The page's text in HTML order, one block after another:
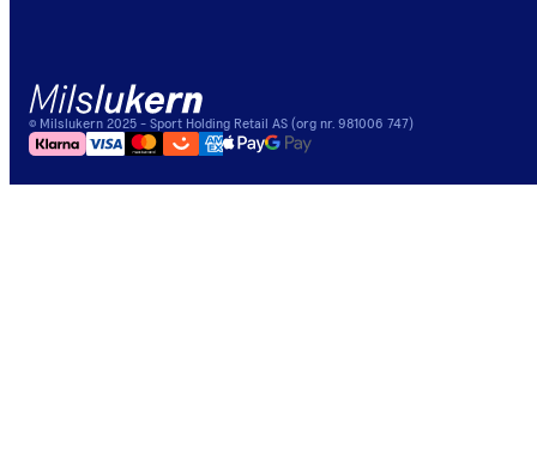
© Milslukern 2025 - Sport Holding Retail AS (org nr. 981006 747)